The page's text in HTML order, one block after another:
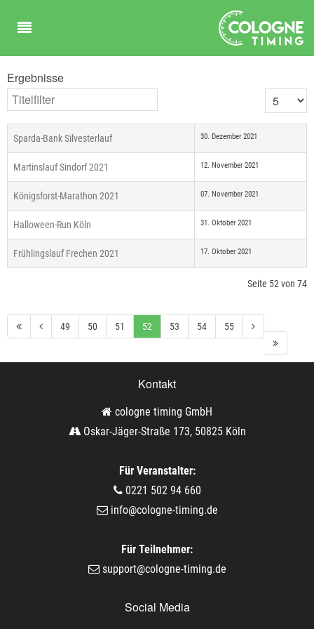
Ergebnisse
Titelfilter Anzeige #
Sparda-Bank Silvesterlauf 30. Dezember 2021
Martinslauf Sindorf 2021 12. November 2021
Königsforst-Marathon 2021 07. November 2021
Halloween-Run Köln 31. Oktober 2021
Frühlingslauf Frechen 2021 17. Oktober 2021
Seite 52 von 74
49 50 51 52 53 54 55
Kontakt
cologne timing GmbH
Oskar-Jäger-Straße 173, 50825 Köln
Für Veranstalter:
0221 502 94 660
info@cologne-timing.de
Für Teilnehmer:
support@cologne-timing.de
Social Media